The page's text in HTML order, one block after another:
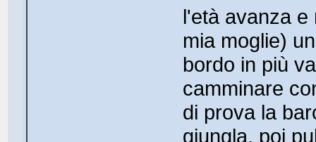
l'età avanza e
mia moglie)
bordo in più
camminare
di prova la
giungla, poi